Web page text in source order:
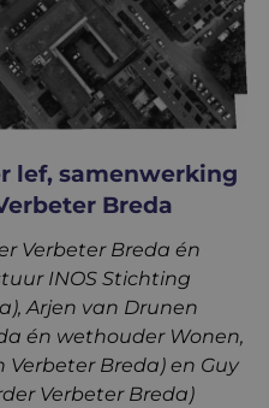
lef, samenwerking
Breda
Verbeter Breda én
INOS Stichting
Arjen van Drunen
én wethouder Wonen,
Verbeter Breda) en Guy
Verbeter Breda)